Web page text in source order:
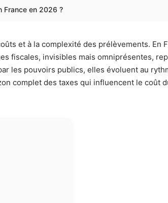
France en 2026 ?
et à la complexité des prélèvements. En
fiscales, invisibles mais omniprésentes,
les pouvoirs publics, elles évoluent au
complet des taxes qui influencent le coût